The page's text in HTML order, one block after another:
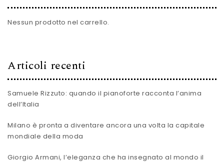
Nessun prodotto nel carrello.
Articoli recenti
Samuele Rizzuto: quando il pianoforte racconta l’anima
dell’Italia
Milano è pronta a diventare ancora una volta la capitale
mondiale della moda
Giorgio Armani, l’eleganza che ha insegnato al mondo il